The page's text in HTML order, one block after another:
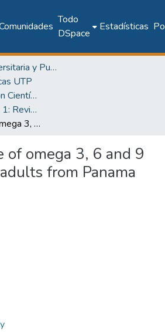
Todo
DSpace
Estadísticas
Editorial Universitaria y Publicaciones Seriadas
UTP
Revista de Iniciación Científica
2023, Vol. 9, Núm. 1: Revista de Iniciación Científica
Dietary intake of omega 3, 6 and 9 fatty acids in adults from Panama
of omega 3, 6 and 9
from Panama